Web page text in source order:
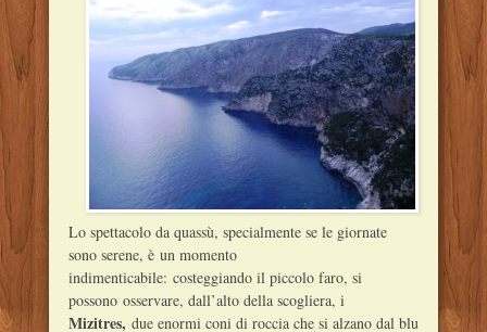
Lo spettacolo da quassù, specialmente se le giornate
sono serene, è un momento
indimenticabile: costeggiando il piccolo faro, si
possono osservare, dall’alto della scogliera, i
Mizitres, due enormi coni di roccia che si alzano dal blu